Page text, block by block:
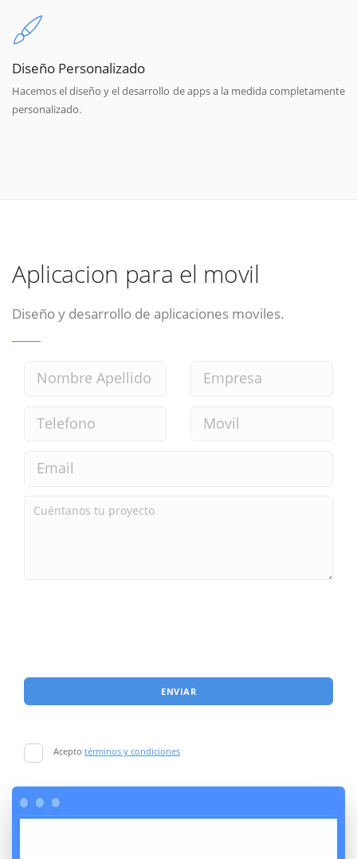
Diseño Personalizado
Hacemos el diseño y el desarrollo de apps a la medida completamente
personalizado.
Aplicacion para el movil
Diseño y desarrollo de aplicaciones moviles.
ENVIAR
Acepto términos y condiciones